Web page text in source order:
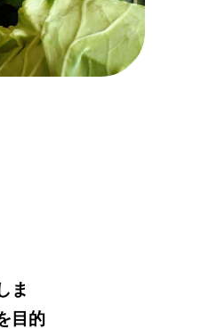
ま
目的